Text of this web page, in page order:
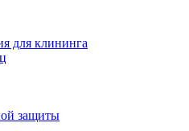
для клининга
защиты